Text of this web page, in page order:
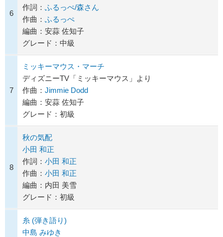
6
作詞： ふるっぺ/森さん
作曲： ふるっぺ
編曲：安蒜 佐知子
グレード：中級
7
ミッキーマウス・マーチ
ディズニーTV「ミッキーマウス」より
作曲： Jimmie Dodd
編曲：安蒜 佐知子
グレード：初級
8
秋の気配
小田 和正
作詞： 小田 和正
作曲： 小田 和正
編曲：内田 美雪
グレード：初級
糸 (弾き語り)
中島 みゆき